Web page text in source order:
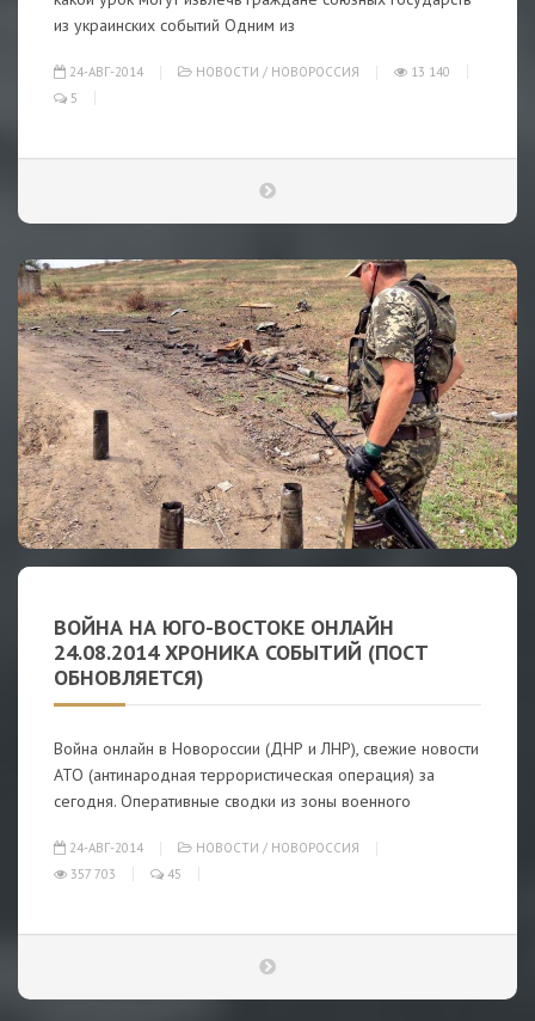
из украинских событий Одним из
24-АВГ-2014 НОВОСТИ / НОВОРОССИЯ
13 140
5
ВОЙНА НА ЮГО-ВОСТОКЕ ОНЛАЙН
24.08.2014 ХРОНИКА СОБЫТИЙ (ПОСТ
ОБНОВЛЯЕТСЯ)
Война онлайн в Новороссии (ДНР и ЛНР), свежие новости
АТО (антинародная террористическая операция) за
сегодня. Оперативные сводки из зоны военного
24-АВГ-2014 НОВОСТИ / НОВОРОССИЯ
357 703
45